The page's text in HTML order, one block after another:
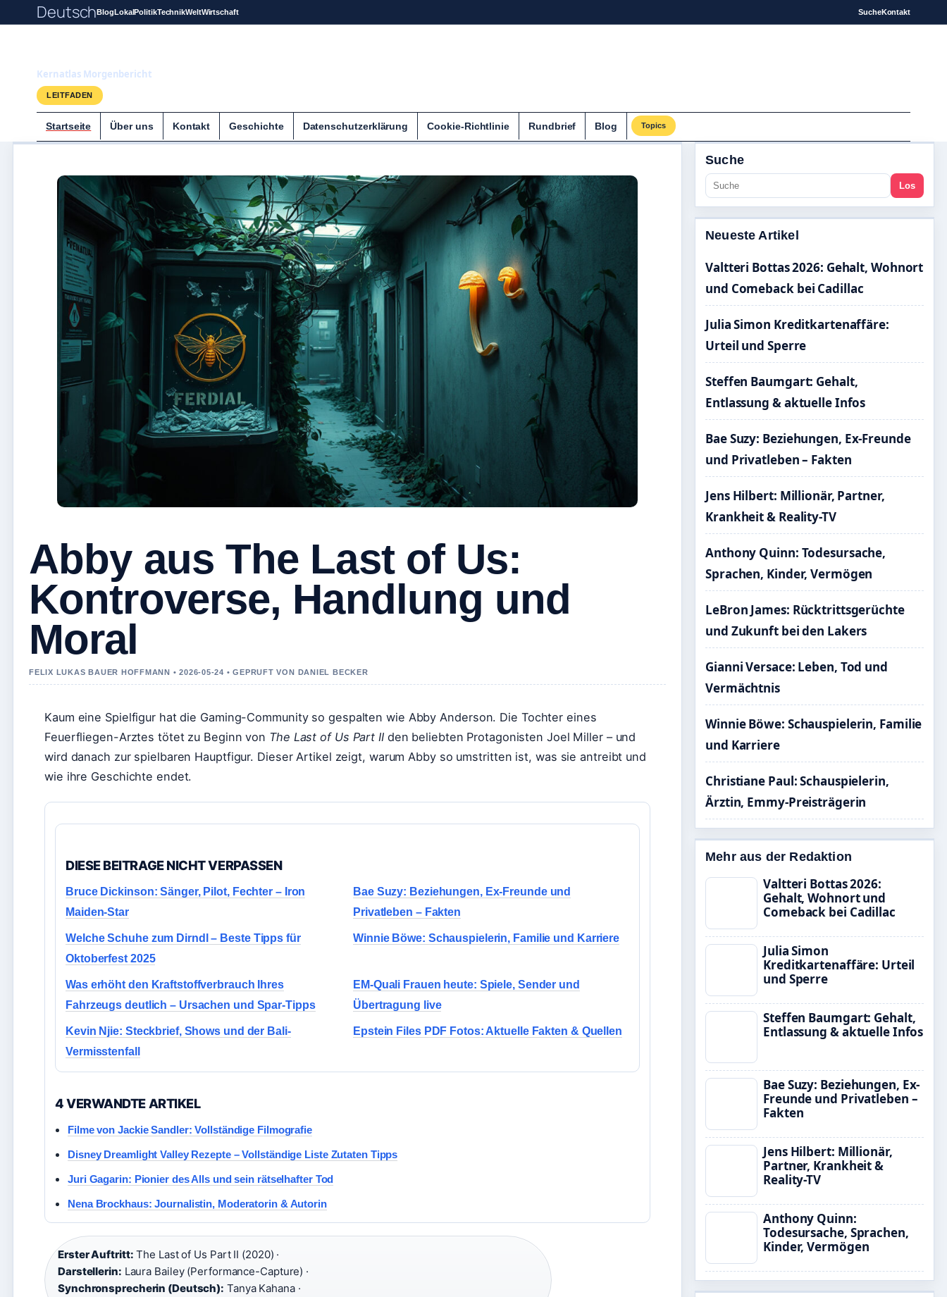
DeutschBlogLokalPolitikTechnikWeltWirtschaft SucheKontakt
Kernatlas Morgenbericht
LEITFADEN
Startseite Über uns Kontakt Geschichte Datenschutzerklärung Cookie-Richtlinie Rundbrief Blog Topics
Abby aus The Last of Us:
Kontroverse, Handlung und
Moral
FELIX LUKAS BAUER HOFFMANN • 2026-05-24 • GEPRUFT VON DANIEL BECKER
Kaum eine Spielfigur hat die Gaming-Community so gespalten wie Abby Anderson. Die Tochter eines
Feuerfliegen-Arztes tötet zu Beginn von The Last of Us Part IIden beliebten Protagonisten Joel Miller – und
wird danach zur spielbaren Hauptfigur. Dieser Artikel zeigt, warum Abby so umstritten ist, was sie antreibt und
wie ihre Geschichte endet.
DIESE BEITRAGE NICHT VERPASSEN
Bruce Dickinson: Sänger, Pilot, Fechter – Iron
Maiden-Star
Bae Suzy: Beziehungen, Ex-Freunde und
Privatleben – Fakten
Welche Schuhe zum Dirndl – Beste Tipps für
Oktoberfest 2025
Winnie Böwe: Schauspielerin, Familie und Karriere
Was erhöht den Kraftstoffverbrauch Ihres
Fahrzeugs deutlich – Ursachen und Spar-Tipps
EM-Quali Frauen heute: Spiele, Sender und
Übertragung live
Kevin Njie: Steckbrief, Shows und der Bali-
Vermisstenfall
Epstein Files PDF Fotos: Aktuelle Fakten & Quellen
4 VERWANDTE ARTIKEL
Filme von Jackie Sandler: Vollständige Filmografie
Disney Dreamlight Valley Rezepte – Vollständige Liste Zutaten Tipps
Juri Gagarin: Pionier des Alls und sein rätselhafter Tod
Nena Brockhaus: Journalistin, Moderatorin & Autorin
Erster Auftritt: The Last of Us Part II (2020) ·
Darstellerin: Laura Bailey (Performance-Capture) ·
Synchronsprecherin (Deutsch): Tanya Kahana ·
Suche
Los
Neueste Artikel
Valtteri Bottas 2026: Gehalt, Wohnort
und Comeback bei Cadillac
Julia Simon Kreditkartenaffäre:
Urteil und Sperre
Steffen Baumgart: Gehalt,
Entlassung & aktuelle Infos
Bae Suzy: Beziehungen, Ex-Freunde
und Privatleben – Fakten
Jens Hilbert: Millionär, Partner,
Krankheit & Reality-TV
Anthony Quinn: Todesursache,
Sprachen, Kinder, Vermögen
LeBron James: Rücktrittsgerüchte
und Zukunft bei den Lakers
Gianni Versace: Leben, Tod und
Vermächtnis
Winnie Böwe: Schauspielerin, Familie
und Karriere
Christiane Paul: Schauspielerin,
Ärztin, Emmy-Preisträgerin
Mehr aus der Redaktion
Valtteri Bottas 2026:
Gehalt, Wohnort und
Comeback bei Cadillac
Julia Simon
Kreditkartenaffäre: Urteil
und Sperre
Steffen Baumgart: Gehalt,
Entlassung & aktuelle Infos
Bae Suzy: Beziehungen, Ex-
Freunde und Privatleben –
Fakten
Jens Hilbert: Millionär,
Partner, Krankheit &
Reality-TV
Anthony Quinn:
Todesursache, Sprachen,
Kinder, Vermögen